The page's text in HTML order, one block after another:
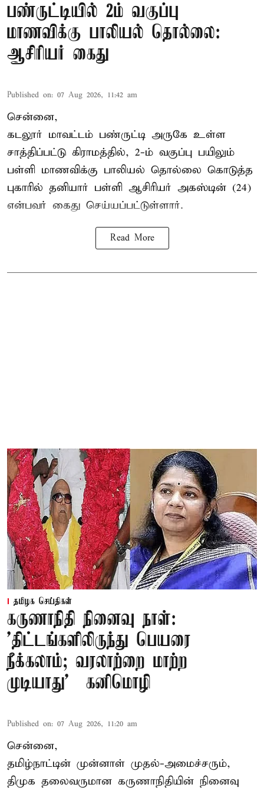
பண்ருட்டியில் 2ம் வகுப்பு
மாணவிக்கு பாலியல் தொல்லை:
ஆசிரியர் கைது
Published on: 07 Aug 2026, 11:42 am
சென்னை,
கடலூர் மாவட்டம் பண்ருட்டி அருகே உள்ள
சாத்திப்பட்டு கிராமத்தில், 2-ம் வகுப்பு பயிலும்
பள்ளி மாணவிக்கு பாலியல் தொல்லை கொடுத்த
புகாரில் தனியார் பள்ளி ஆசிரியர் அகஸ்டின் (24)
என்பவர் கைது செய்யப்பட்டுள்ளார்.
Read More
தமிழக செய்திகள்
கருணாநிதி நினைவு நாள்:
'திட்டங்களிலிருந்து பெயரை
நீக்கலாம்; வரலாற்றை மாற்ற
முடியாது' – கனிமொழி
Published on: 07 Aug 2026, 11:20 am
சென்னை,
தமிழ்நாட்டின் முன்னாள் முதல்-அமைச்சரும்,
திமுக தலைவருமான கருணாநிதியின் நினைவு